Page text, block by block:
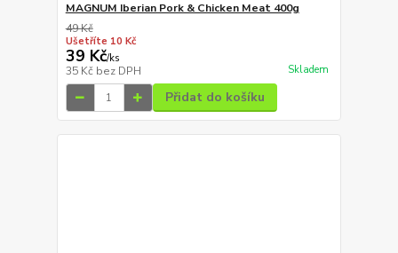
MAGNUM Iberian Pork & Chicken Meat 400g
49 Kč
Ušetříte 10 Kč
39 Kč/ks
35 Kč bez DPH Skladem
Přidat do košíku